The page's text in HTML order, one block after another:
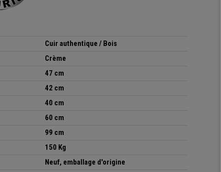
Cuir authentique / Bois
Crème
47 cm
42 cm
40 cm
60 cm
99 cm
150 Kg
Neuf, emballage d'origine